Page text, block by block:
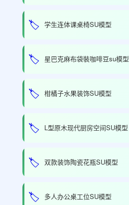
🏷️ 学生连体课桌椅SU模型
🏷️ 星巴克麻布袋裝咖啡豆su模型
🏷️ 柑橘子水果装饰SU模型
🏷️ L型原木现代厨房空间SU模型
🏷️ 双款装饰陶瓷花瓶SU模型
🏷️ 多人办公桌工位SU模型